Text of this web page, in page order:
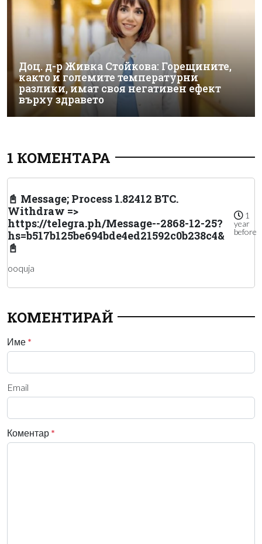
Доц. д-р Живка Стойкова: Горещините,
както и големите температурни
разлики, имат своя негативен ефект
върху здравето
1 КОМЕНТАРА
📓 Message; Process 1.82412 BTC.
Withdraw =>
https://telegra.ph/Message--2868-12-25?
hs=b517b125be694bde4ed21592c0b238c4&
📓
1
year
before
ooquja
КОМЕНТИРАЙ
Име *
Email
Коментар *